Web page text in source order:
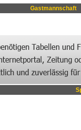
Gastmannschaft